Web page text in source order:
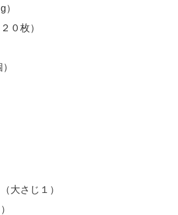
０枚）
大さじ１）